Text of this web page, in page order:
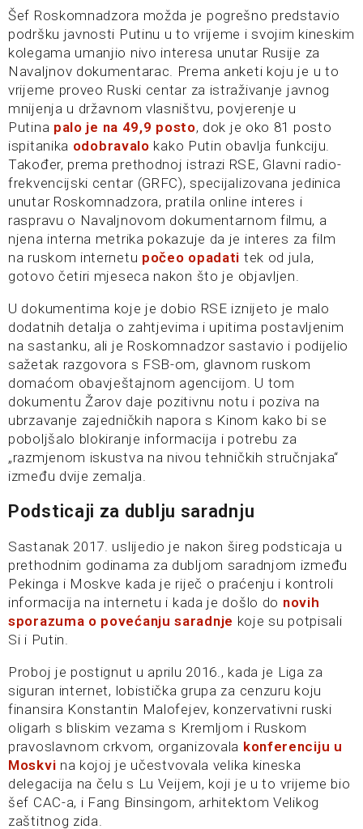
Šef Roskomnadzora možda je pogrešno predstavio
podršku javnosti Putinu u to vrijeme i svojim kineskim
kolegama umanjio nivo interesa unutar Rusije za
Navaljnov dokumentarac. Prema anketi koju je u to
vrijeme proveo Ruski centar za istraživanje javnog
mnijenja u državnom vlasništvu, povjerenje u
Putina palo je na 49,9 posto, dok je oko 81 posto
ispitanika odobravalo kako Putin obavlja funkciju.
Također, prema prethodnoj istrazi RSE, Glavni radio-
frekvencijski centar (GRFC), specijalizovana jedinica
unutar Roskomnadzora, pratila online interes i
raspravu o Navaljnovom dokumentarnom filmu, a
njena interna metrika pokazuje da je interes za film
na ruskom internetu počeo opadati tek od jula,
gotovo četiri mjeseca nakon što je objavljen.
U dokumentima koje je dobio RSE iznijeto je malo
dodatnih detalja o zahtjevima i upitima postavljenim
na sastanku, ali je Roskomnadzor sastavio i podijelio
sažetak razgovora s FSB-om, glavnom ruskom
domaćom obavještajnom agencijom. U tom
dokumentu Žarov daje pozitivnu notu i poziva na
ubrzavanje zajedničkih napora s Kinom kako bi se
poboljšalo blokiranje informacija i potrebu za
„razmjenom iskustva na nivou tehničkih stručnjaka“
između dvije zemalja.
Podsticaji za dublju saradnju
Sastanak 2017. uslijedio je nakon šireg podsticaja u
prethodnim godinama za dubljom saradnjom između
Pekinga i Moskve kada je riječ o praćenju i kontroli
informacija na internetu i kada je došlo do novih
sporazuma o povećanju saradnje koje su potpisali
Si i Putin.
Proboj je postignut u aprilu 2016., kada je Liga za
siguran internet, lobistička grupa za cenzuru koju
finansira Konstantin Malofejev, konzervativni ruski
oligarh s bliskim vezama s Kremljom i Ruskom
pravoslavnom crkvom, organizovala konferenciju u
Moskvi na kojoj je učestvovala velika kineska
delegacija na čelu s Lu Veijem, koji je u to vrijeme bio
šef CAC-a, i Fang Binsingom, arhitektom Velikog
zaštitnog zida.